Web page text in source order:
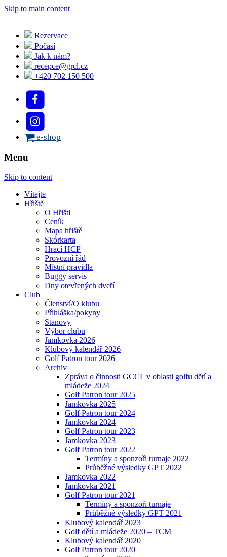
Skip to main content
Rezervace
Počasí
Jak k nám?
recepce@grcl.cz
+420 702 150 500
e-shop
Menu
Skip to content
Vítejte
Hřiště
O Hřišti
Ceník
Mapa hřiště
Skórkarta
Hrací HCP
Provozní řád
Místní pravidla
Buggy servis
Dny otevřených dveří
Club
Členství/O klubu
Přihláška/pokyny
Stanovy
Výbor clubu
Jamkovka 2026
Klubový kalendář 2026
Golf Patron tour 2026
Archiv
Zpráva o činnosti GCCL v oblasti golfu dětí a
mládeže 2024
Golf Patron tour 2025
Jamkovka 2025
Golf Patron tour 2024
Jamkovka 2024
Golf Patron tour 2023
Jamkovka 2023
Golf Patron tour 2022
Termíny a sponzoři turnaje 2022
Průběžné výsledky GPT 2022
Jamkovka 2022
Jamkovka 2021
Golf Patron tour 2021
Termíny a sponzoři turnaje
Průběžné výsledky GPT 2021
Klubový kalendář 2023
Golf dětí a mládeže 2020 – TCM
Klubový kalendář 2020
Golf Patron tour 2020